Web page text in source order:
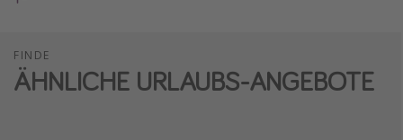
FINDE
ÄHNLICHE URLAUBS-ANGEBOTE